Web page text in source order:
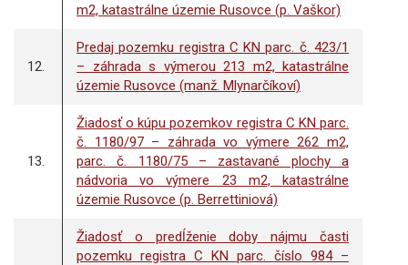
m2, katastrálne územie Rusovce (p. Vaškor)
12.
Predaj pozemku registra C KN parc. č. 423/1
– záhrada s výmerou 213 m2, katastrálne
územie Rusovce (manž. Mlynarčíkoví)
13.
Žiadosť o kúpu pozemkov registra C KN parc.
č. 1180/97 – záhrada vo výmere 262 m2,
parc. č. 1180/75 – zastavané plochy a
nádvoria vo výmere 23 m2, katastrálne
územie Rusovce (p. Berrettiniová)
Žiadosť o predĺženie doby nájmu časti
pozemku registra C KN parc. číslo 984 –